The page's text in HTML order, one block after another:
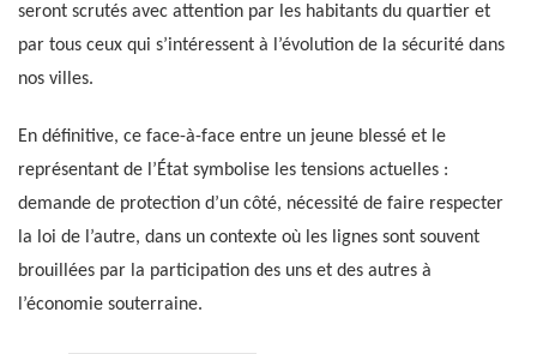
seront scrutés avec attention par les habitants du quartier et
par tous ceux qui s’intéressent à l’évolution de la sécurité dans
nos villes.
En définitive, ce face-à-face entre un jeune blessé et le
représentant de l’État symbolise les tensions actuelles :
demande de protection d’un côté, nécessité de faire respecter
la loi de l’autre, dans un contexte où les lignes sont souvent
brouillées par la participation des uns et des autres à
l’économie souterraine.